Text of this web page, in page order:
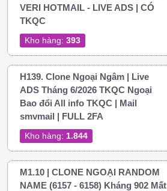
VERI HOTMAIL - LIVE ADS | CÓ
TKQC
Kho hàng: 393
H139. Clone Ngoại Ngâm | Live
ADS Tháng 6/2026 TKQC Ngoại
Bao đổi All info TKQC | Mail
smvmail | FULL 2FA
Kho hàng: 1.844
M1.10 | CLONE NGOẠI RANDOM
NAME (6157 - 6158) Kháng 902 Mất